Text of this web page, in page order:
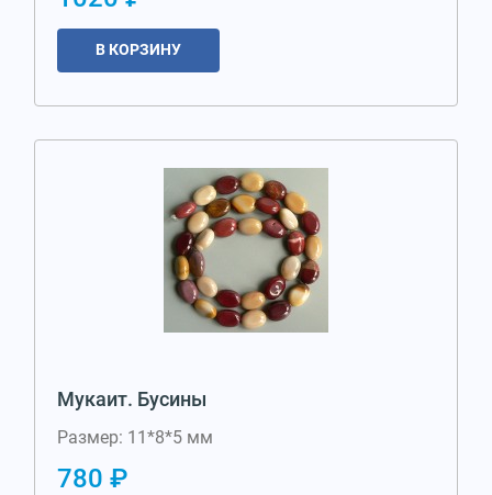
В КОРЗИНУ
Мукаит. Бусины
Размер: 11*8*5 мм
780 ₽